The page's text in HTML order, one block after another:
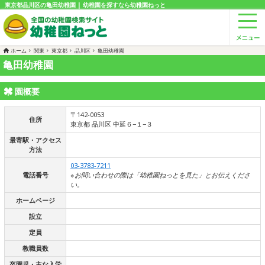
東京都品川区の亀田幼稚園 | 幼稚園を探すなら幼稚園ねっと
ホーム 関東 東京都 品川区 亀田幼稚園
亀田幼稚園
園概要
住所
〒142-0053
東京都 品川区 中延６−１−３
最寄駅・アクセス
方法
電話番号
03-3783-7211
※お問い合わせの際は「幼稚園ねっとを見た」とお伝えくださ
い。
ホームページ
設立
定員
教職員数